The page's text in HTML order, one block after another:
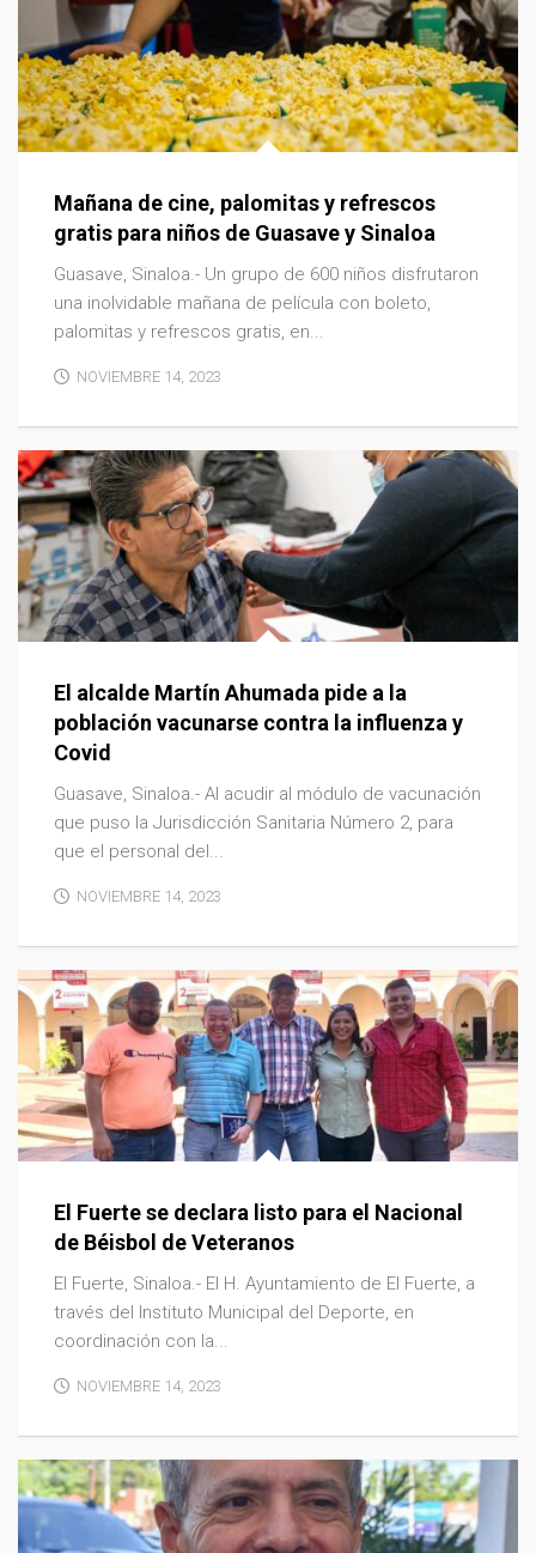
Mañana de cine, palomitas y refrescos
gratis para niños de Guasave y Sinaloa
Guasave, Sinaloa.- Un grupo de 600 niños disfrutaron
una inolvidable mañana de película con boleto,
palomitas y refrescos gratis, en...
NOVIEMBRE 14, 2023
El alcalde Martín Ahumada pide a la
población vacunarse contra la influenza y
Covid
Guasave, Sinaloa.- Al acudir al módulo de vacunación
que puso la Jurisdicción Sanitaria Número 2, para
que el personal del...
NOVIEMBRE 14, 2023
El Fuerte se declara listo para el Nacional
de Béisbol de Veteranos
El Fuerte, Sinaloa.- El H. Ayuntamiento de El Fuerte, a
través del Instituto Municipal del Deporte, en
coordinación con la...
NOVIEMBRE 14, 2023